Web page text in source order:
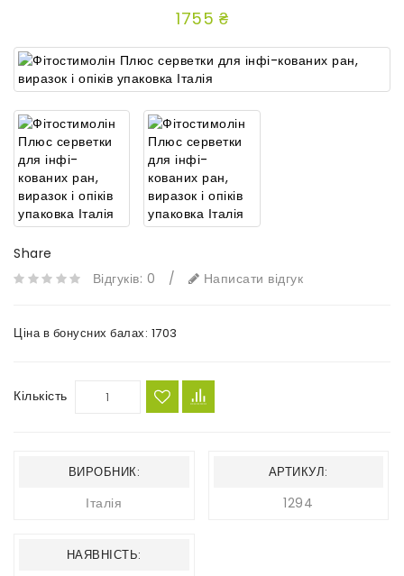
1755 ₴
Share
Відгуків: 0
/ Написати відгук
Ціна в бонусних балах: 1703
Кількість
ВИРОБНИК:
Італія
АРТИКУЛ:
1294
НАЯВНІСТЬ: